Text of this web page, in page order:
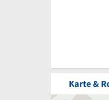
Karte &